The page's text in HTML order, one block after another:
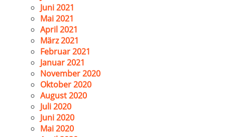
Juni 2021
Mai 2021
April 2021
März 2021
Februar 2021
Januar 2021
November 2020
Oktober 2020
August 2020
Juli 2020
Juni 2020
Mai 2020